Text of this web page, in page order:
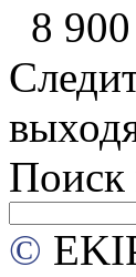
8 900
Поиск
©